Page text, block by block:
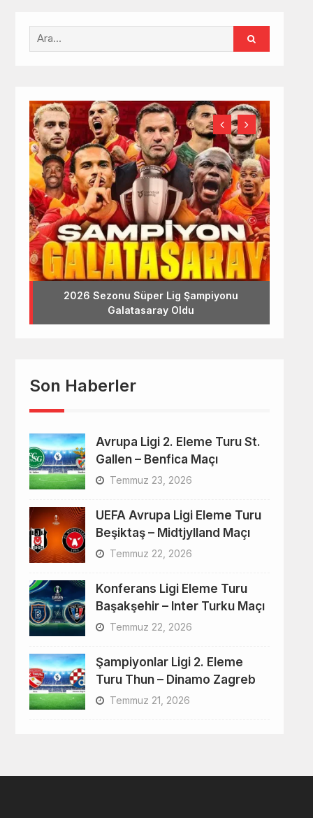
2026 Sezonu Süper Lig Şampiyonu
Galatasaray Oldu
Son Haberler
Avrupa Ligi 2. Eleme Turu St.
Gallen – Benfica Maçı
Temmuz 23, 2026
UEFA Avrupa Ligi Eleme Turu
Beşiktaş – Midtjylland Maçı
Temmuz 22, 2026
Konferans Ligi Eleme Turu
Başakşehir – Inter Turku Maçı
Temmuz 22, 2026
Şampiyonlar Ligi 2. Eleme
Turu Thun – Dinamo Zagreb
Temmuz 21, 2026